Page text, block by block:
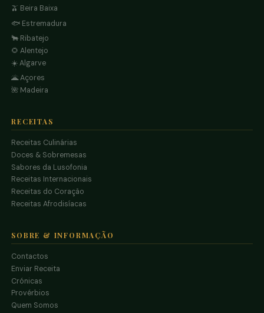
🫒 Beira Baixa
🐟 Estremadura
🐂 Ribatejo
🌻 Alentejo
☀️ Algarve
🌋 Açores
🌺 Madeira
RECEITAS
Receitas Culinárias
Doces & Sobremesas
Sabores da Lusofonia
Receitas Internacionais
Receitas do Coração
Receitas Afrodisíacas
SOBRE & INFORMAÇÃO
Contactos
Enviar Receita
Crónicas
Provérbios
Quem Somos